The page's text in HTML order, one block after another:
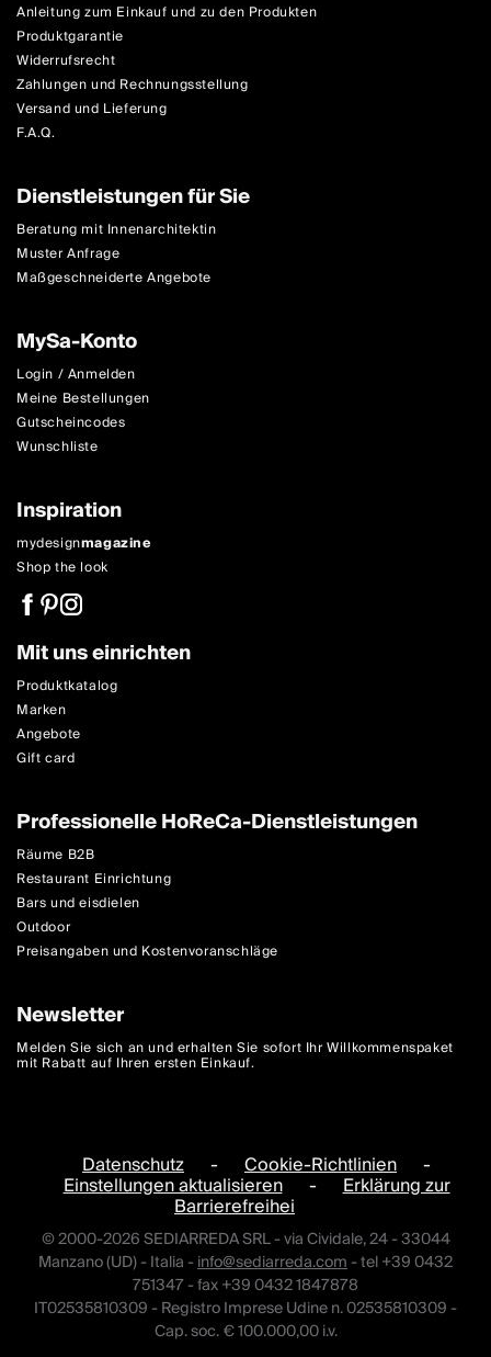
Anleitung zum Einkauf und zu den Produkten
Produktgarantie
Widerrufsrecht
Zahlungen und Rechnungsstellung
Versand und Lieferung
F.A.Q.
Dienstleistungen für Sie
Beratung mit Innenarchitektin
Muster Anfrage
Maßgeschneiderte Angebote
MySa-Konto
Login / Anmelden
Meine Bestellungen
Gutscheincodes
Wunschliste
Inspiration
mydesignmagazine
Shop the look
Mit uns einrichten
Produktkatalog
Marken
Angebote
Gift card
Professionelle HoReCa-Dienstleistungen
Räume B2B
Restaurant Einrichtung
Bars und eisdielen
Outdoor
Preisangaben und Kostenvoranschläge
Newsletter
Melden Sie sich an und erhalten Sie sofort Ihr Willkommenspaket
mit Rabatt auf Ihren ersten Einkauf.
Datenschutz - Cookie-Richtlinien -
Einstellungen aktualisieren - Erklärung zur
Barrierefreihei
© 2000-2026 SEDIARREDA SRL - via Cividale, 24 - 33044
Manzano (UD) - Italia -info@sediarreda.com- tel +39 0432
751347 - fax +39 0432 1847878
IT02535810309 - Registro Imprese Udine n. 02535810309 -
Cap. soc. € 100.000,00 i.v.